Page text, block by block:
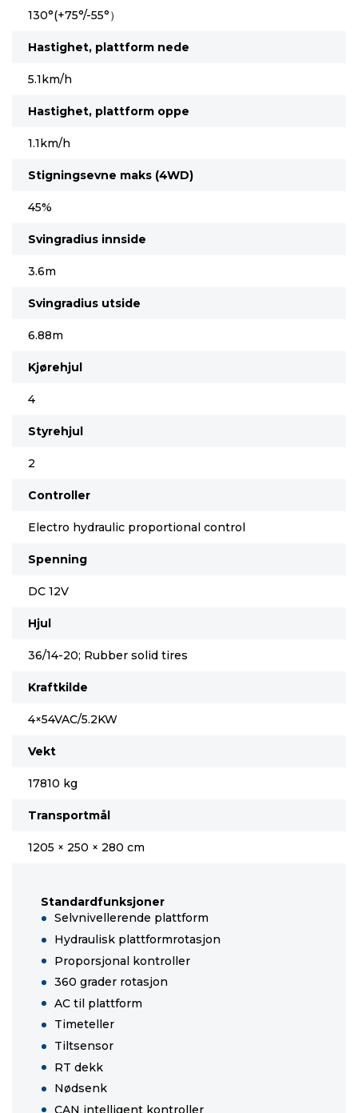
130°(+75°/-55°）
Hastighet, plattform nede
5.1km/h
Hastighet, plattform oppe
1.1km/h
Stigningsevne maks (4WD)
45%
Svingradius innside
3.6m
Svingradius utside
6.88m
Kjørehjul
4
Styrehjul
2
Controller
Electro hydraulic proportional control
Spenning
DC 12V
Hjul
36/14-20; Rubber solid tires
Kraftkilde
4×54VAC/5.2KW
Vekt
17810 kg
Transportmål
1205 × 250 × 280 cm
Standardfunksjoner
Selvnivellerende plattform
Hydraulisk plattformrotasjon
Proporsjonal kontroller
360 grader rotasjon
AC til plattform
Timeteller
Tiltsensor
RT dekk
Nødsenk
CAN intelligent kontroller